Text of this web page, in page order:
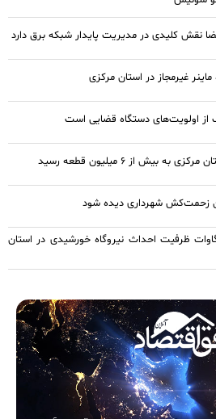
نقش کلیدی در مدیریت پایدار شبکه برق دارد
از اولویت‌های دستگاه قضایی است
بیش از ۶ میلیون قطعه رسید
زحمت‌کش شهرداری دیده شود
۶۸۰۰ مگاوات ظرفیت احداث نیروگاه خورشیدی در استان